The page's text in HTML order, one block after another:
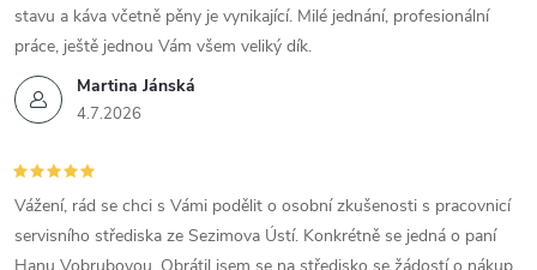
Martina Jánská
4.7.2026
stavu a káva včetně pěny je vynikající. Milé jednání, profesionální
práce, ještě jednou Vám všem veliký dík.
Vážení, rád se chci s Vámi podělit o osobní zkušenosti s pracovnicí
servisního střediska ze Sezimova Ústí. Konkrétně se jedná o paní